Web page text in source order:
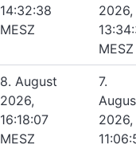
14:32:38
MESZ
2026,
MESZ
8. August
2026,
16:18:07
MESZ
7.
2026,